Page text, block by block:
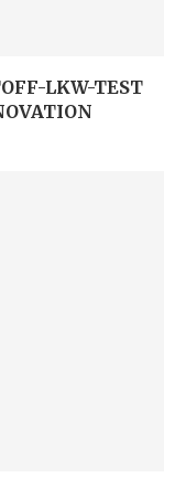
LKW-TEST